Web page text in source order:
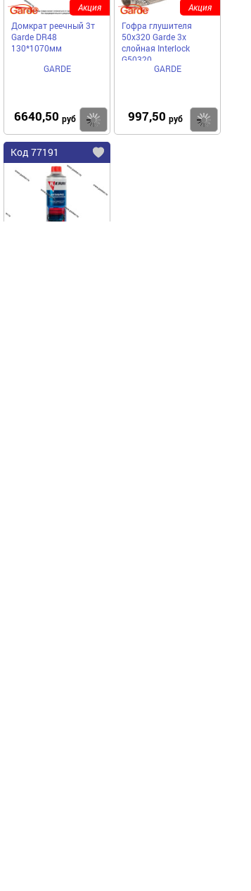
Домкрат реечный 3т
Garde DR48
130*1070мм
GARDE
6640,50 руб Купить
Акция
Гофра глушителя
50x320 Garde 3х
слойная Interloсk
G50320
GARDE
997,50 руб
Акция
Код 77191